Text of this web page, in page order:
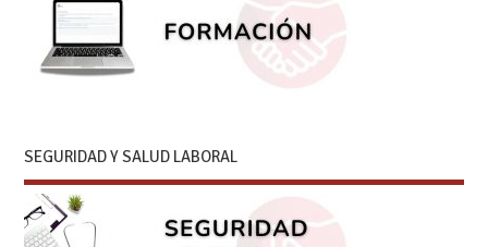
SEGURIDAD Y SALUD LABORAL